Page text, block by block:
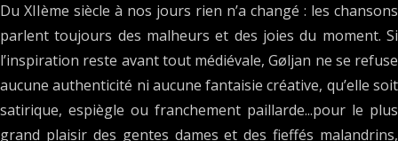
Du XIIème siècle à nos jours rien n’a changé : les chansons
parlent toujours des malheurs et des joies du moment. Si
l’inspiration reste avant tout médiévale, Gøljan ne se refuse
aucune authenticité ni aucune fantaisie créative, qu’elle soit
satirique, espiègle ou franchement paillarde...pour le plus
grand plaisir des gentes dames et des fieffés malandrins,